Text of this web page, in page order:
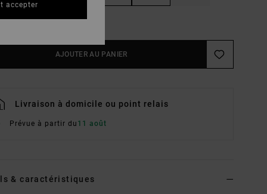
Le Guide Des Tailles
AJOUTER AU PANIER
Livraison à domicile ou point relais
Prévue à partir du 11 août
& caractéristiques
accepter